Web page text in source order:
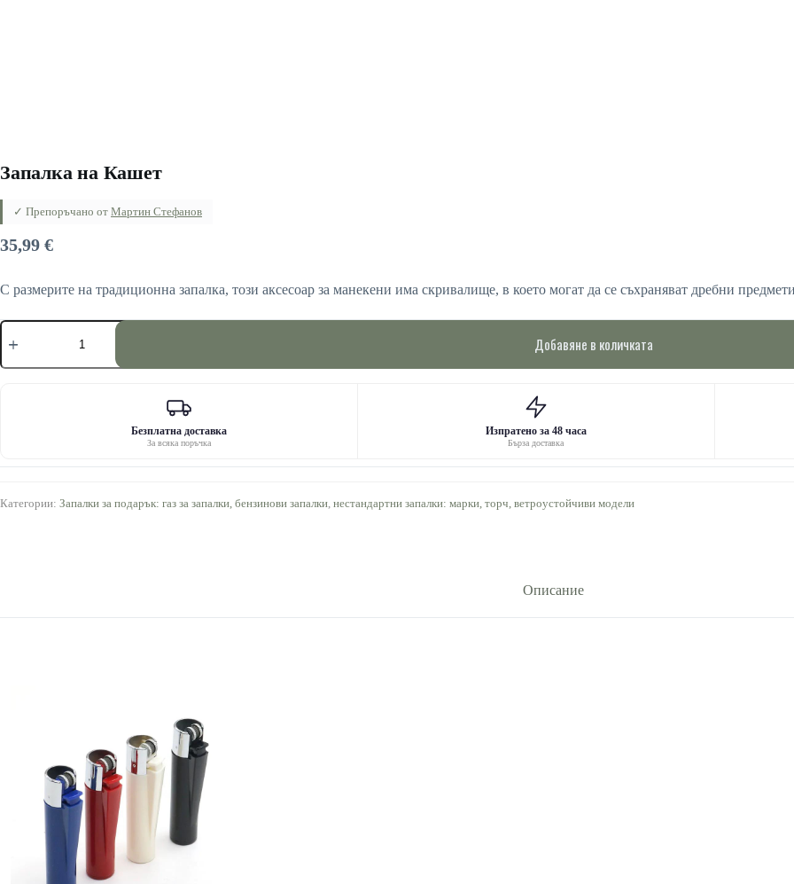
Запалка на Кашет
✓ Препоръчано от Мартин Стефанов
35,99 €
С размерите на традиционна запалка, този аксесоар за манекени има скривалище, в което могат да се съхраняват дребни
количество
за
на
Добавяне в количката
Безплатна доставка
За всяка поръчка
Изпратено за 48 часа
Бърза доставка
Категории: Запалки за подарък: газ за запалки, бензинови запалки нестандартни запалки: марки, торч, ветроустойчиви модели
Описание